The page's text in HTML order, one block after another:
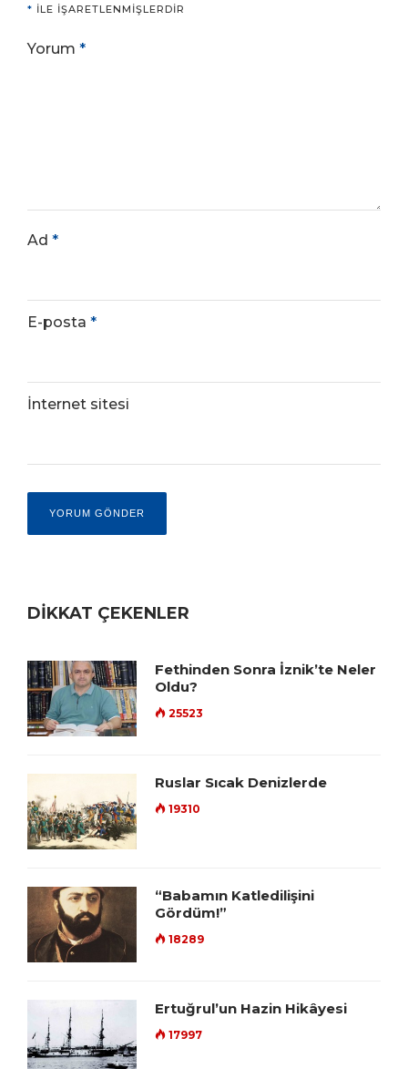
* ILE IŞARETLENMIŞLERDIR
Yorum *
Ad *
E-posta *
İnternet sitesi
DİKKAT ÇEKENLER
Fethinden Sonra İznik’te Neler
Oldu?
25523
Ruslar Sıcak Denizlerde
19310
“Babamın Katledilişini
Gördüm!”
18289
Ertuğrul’un Hazin Hikâyesi
17997